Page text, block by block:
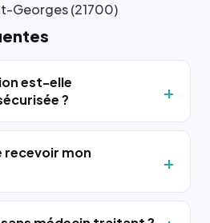
Georges (21700)
est-elle
?
mon